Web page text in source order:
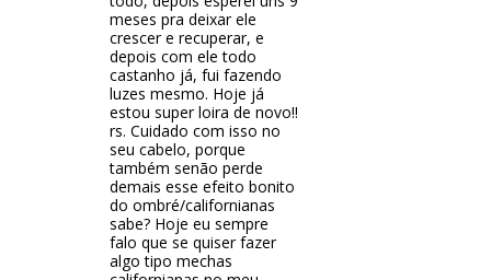
meses pra deixar ele
crescer e recuperar, e
depois com ele todo
castanho já, fui fazendo
luzes mesmo. Hoje já
estou super loira de novo!!
rs. Cuidado com isso no
seu cabelo, porque
também senão perde
demais esse efeito bonito
do ombré/californianas
sabe? Hoje eu sempre
falo que se quiser fazer
algo tipo mechas